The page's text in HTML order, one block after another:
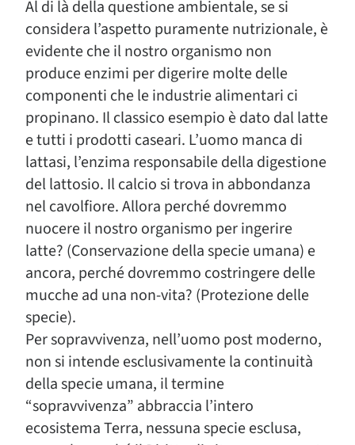
Al di là della questione ambientale, se si
considera l’aspetto puramente nutrizionale, è
evidente che il nostro organismo non
produce enzimi per digerire molte delle
componenti che le industrie alimentari ci
propinano. Il classico esempio è dato dal latte
e tutti i prodotti caseari. L’uomo manca di
lattasi, l’enzima responsabile della digestione
del lattosio. Il calcio si trova in abbondanza
nel cavolfiore. Allora perché dovremmo
nuocere il nostro organismo per ingerire
latte? (Conservazione della specie umana) e
ancora, perché dovremmo costringere delle
mucche ad una non-vita? (Protezione delle
specie).
Per sopravvivenza, nell’uomo post moderno,
non si intende esclusivamente la continuità
della specie umana, il termine
“sopravvivenza” abbraccia l’intero
ecosistema Terra, nessuna specie esclusa,